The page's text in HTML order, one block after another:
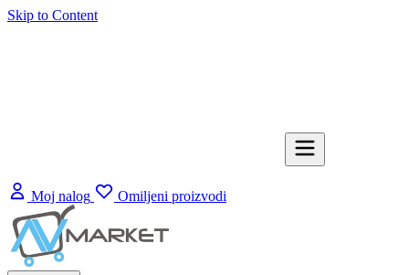
Skip to Content
Moj nalog Omiljeni proizvodi